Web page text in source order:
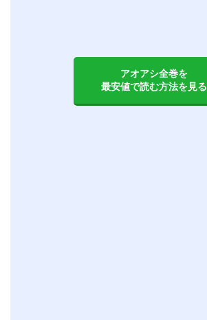
アオアシ全巻を
最安値で読む方法を見る